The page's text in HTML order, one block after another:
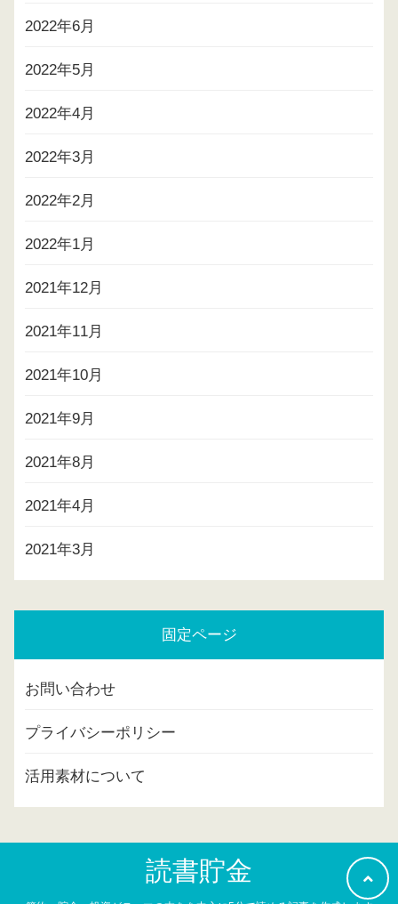
2022年6月
2022年5月
2022年4月
2022年3月
2022年2月
2022年1月
2021年12月
2021年11月
2021年10月
2021年9月
2021年8月
2021年4月
2021年3月
固定ページ
お問い合わせ
プライバシーポリシー
活用素材について
読書貯金